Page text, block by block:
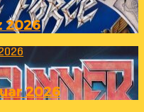
2026
2026